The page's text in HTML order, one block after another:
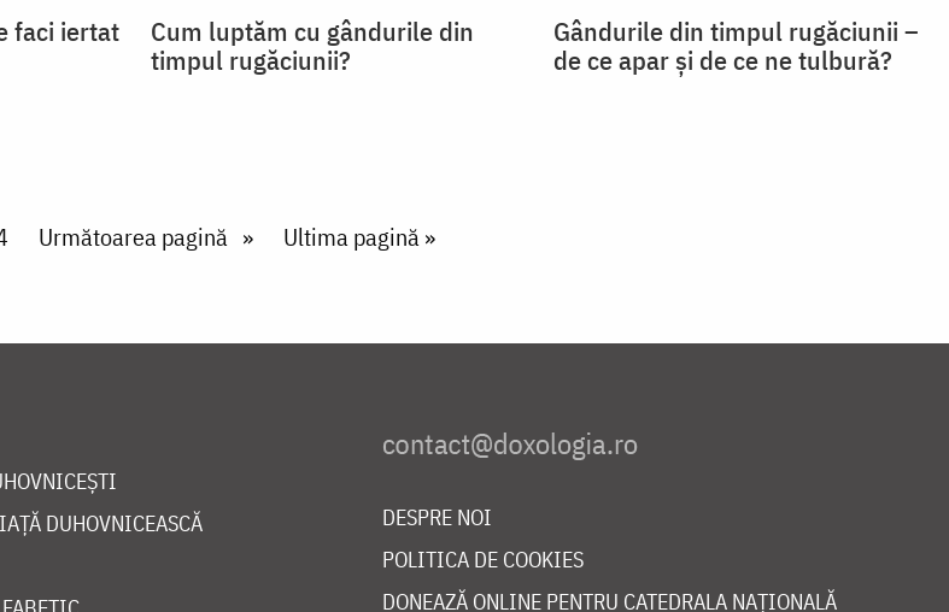
faci iertat
Cum luptăm cu gândurile din
timpul rugăciunii?
Gândurile din timpul rugăciunii –
de ce apar și de ce ne tulbură?
Next page
Următoarea pagină Last page
Ultima pagină »
DUHOVNICEASCĂ
DESPRE NOI
POLITICA DE COOKIES
DONEAZĂ ONLINE PENTRU CATEDRALA NAȚIONALĂ